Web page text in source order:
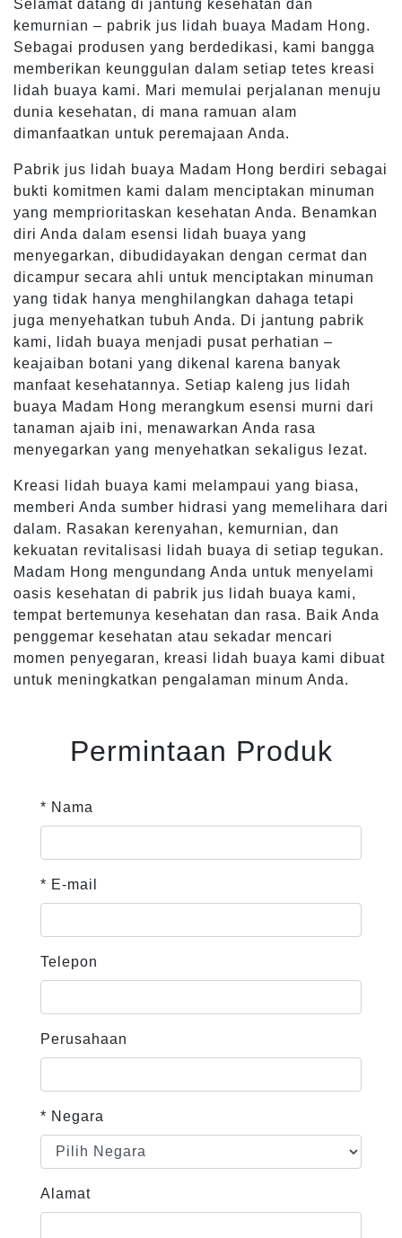
Selamat datang di jantung kesehatan dan
kemurnian – pabrik jus lidah buaya Madam Hong.
Sebagai produsen yang berdedikasi, kami bangga
memberikan keunggulan dalam setiap tetes kreasi
lidah buaya kami. Mari memulai perjalanan menuju
dunia kesehatan, di mana ramuan alam
dimanfaatkan untuk peremajaan Anda.
Pabrik jus lidah buaya Madam Hong berdiri sebagai
bukti komitmen kami dalam menciptakan minuman
yang memprioritaskan kesehatan Anda. Benamkan
diri Anda dalam esensi lidah buaya yang
menyegarkan, dibudidayakan dengan cermat dan
dicampur secara ahli untuk menciptakan minuman
yang tidak hanya menghilangkan dahaga tetapi
juga menyehatkan tubuh Anda. Di jantung pabrik
kami, lidah buaya menjadi pusat perhatian –
keajaiban botani yang dikenal karena banyak
manfaat kesehatannya. Setiap kaleng jus lidah
buaya Madam Hong merangkum esensi murni dari
tanaman ajaib ini, menawarkan Anda rasa
menyegarkan yang menyehatkan sekaligus lezat.
Kreasi lidah buaya kami melampaui yang biasa,
memberi Anda sumber hidrasi yang memelihara dari
dalam. Rasakan kerenyahan, kemurnian, dan
kekuatan revitalisasi lidah buaya di setiap tegukan.
Madam Hong mengundang Anda untuk menyelami
oasis kesehatan di pabrik jus lidah buaya kami,
tempat bertemunya kesehatan dan rasa. Baik Anda
penggemar kesehatan atau sekadar mencari
momen penyegaran, kreasi lidah buaya kami dibuat
untuk meningkatkan pengalaman minum Anda.
Permintaan Produk
* Nama
* E-mail
Telepon
Perusahaan
* Negara
Alamat